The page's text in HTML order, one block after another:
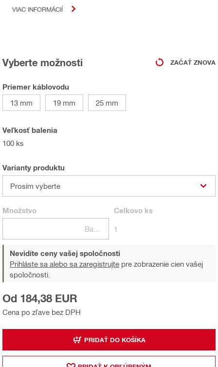
VIAC INFORMÁCIÍ
Vyberte možnosti ZAČAŤ ZNOVA
Priemer káblovodu
13 mm
19 mm 25 mm
Veľkosť balenia
100 ks
Varianty produktu
Prosím vyberte
Množstvo Celkovo ks
1
Nevidíte ceny vašej spoločnosti
Prihláste sa alebo sa zaregistrujte pre zobrazenie cien vašej
spoločnosti.
Cena po zľave bez DPH
Od 184,38 EUR
PRIDAŤ DO KOŠÍKA